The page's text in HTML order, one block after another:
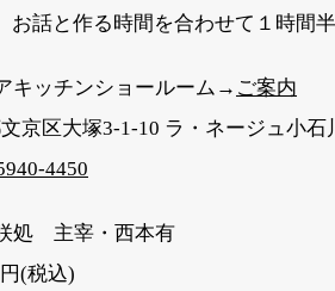
作る時間を合わせて１時間半
ッチンショールーム→ ご案内
塚3-1-10 ラ・ネージュ小石
4450
主宰・西本有
(税込)